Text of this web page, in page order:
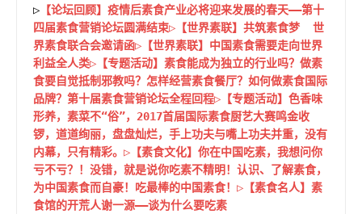
▷ 【论坛回顾】疫情后素食产业必将迎来发展的春天——第十
四届素食营销论坛圆满结束▷【世界素联】 共筑素食梦  世
界素食联合会邀请函▷【世界素联】 中国素食需要走向世界
利益全人类▷【专题活动】素食能成为独立的行业吗？做素
食要自觉抵制邪教吗？怎样经营素食餐厅？如何做素食国际
品牌？第十届素食营销论坛全程回程▷【专题活动】色香味
形养，素菜不“俗”，2017首届国际素食厨艺大赛鸣金收
锣，道道绚丽，盘盘灿烂，手上功夫与嘴上功夫并重，没有
内幕，只有精彩。 ▷【素食文化】 你在中国吃素，我想问你
亏不亏？！没错，就是说你吃素不精明！认识、了解素食，
为中国素食而自豪！吃最棒的中国素食！ ▷【素食名人】素
食馆的开荒人谢一源——谈为什么要吃素